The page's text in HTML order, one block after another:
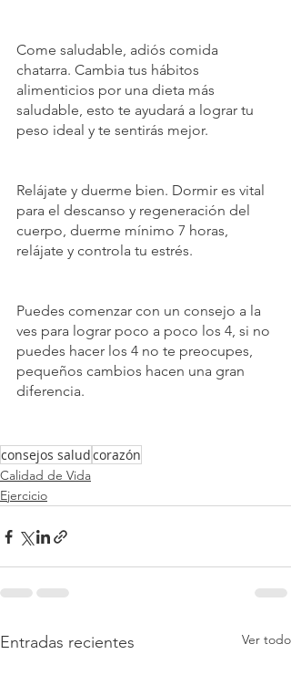
Come saludable, adiós comida
chatarra. Cambia tus hábitos
alimenticios por una dieta más
saludable, esto te ayudará a lograr tu
peso ideal y te sentirás mejor.
Relájate y duerme bien. Dormir es vital
para el descanso y regeneración del
cuerpo, duerme mínimo 7 horas,
relájate y controla tu estrés.
Puedes comenzar con un consejo a la
ves para lograr poco a poco los 4, si no
puedes hacer los 4 no te preocupes,
pequeños cambios hacen una gran
diferencia.
consejos saludcorazón
Calidad de Vida
Ejercicio
Entradas recientes Ver todo